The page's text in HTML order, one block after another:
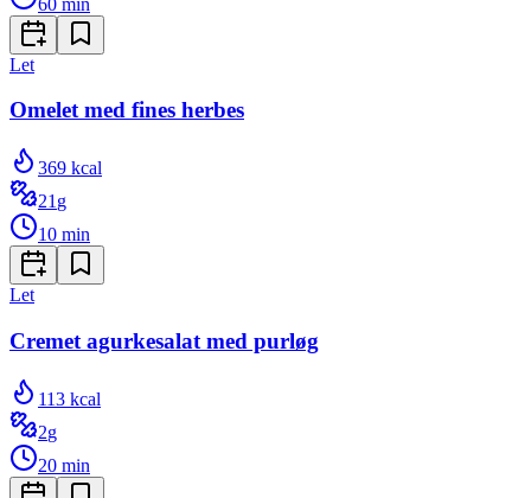
Let
Omelet med fines herbes
369 kcal
21 g
10 min
Let
Cremet agurkesalat med purløg
113 kcal
2g
20 min